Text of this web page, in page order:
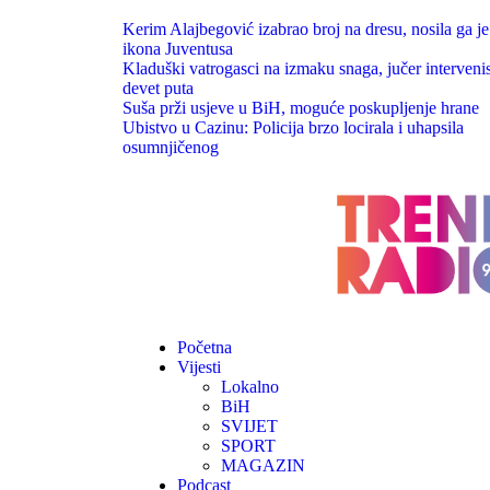
Kerim Alajbegović izabrao broj na dresu, nosila ga je
ikona Juventusa
Kladuški vatrogasci na izmaku snaga, jučer
devet puta
Suša prži usjeve u BiH, moguće poskupljenje hrane
Ubistvo u Cazinu: Policija brzo locirala i uhapsila
osumnjičenog
Početna
Vijesti
Lokalno
BiH
SVIJET
SPORT
MAGAZIN
Podcast